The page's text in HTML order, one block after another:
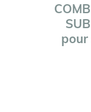
pour